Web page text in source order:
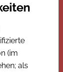
(im
als